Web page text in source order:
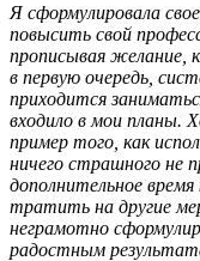
Я сформулировала
повысить свой
прописывая желание,
в первую очередь,
приходится
входило в мои планы.
пример того, как
ничего страшного не
дополнительное
тратить на другие
неграмотно
радостным